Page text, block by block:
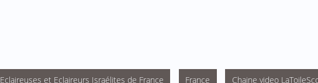
Eclaireuses et Eclaireurs Israélites de France France Chaine video